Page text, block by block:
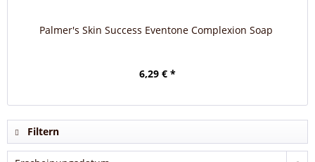
Palmer's Skin Success Eventone Complexion Soap
6,29 € *
Filtern